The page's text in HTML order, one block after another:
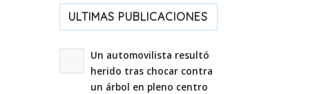
ULTIMAS PUBLICACIONES
Un automovilista resultó
herido tras chocar contra
un árbol en pleno centro